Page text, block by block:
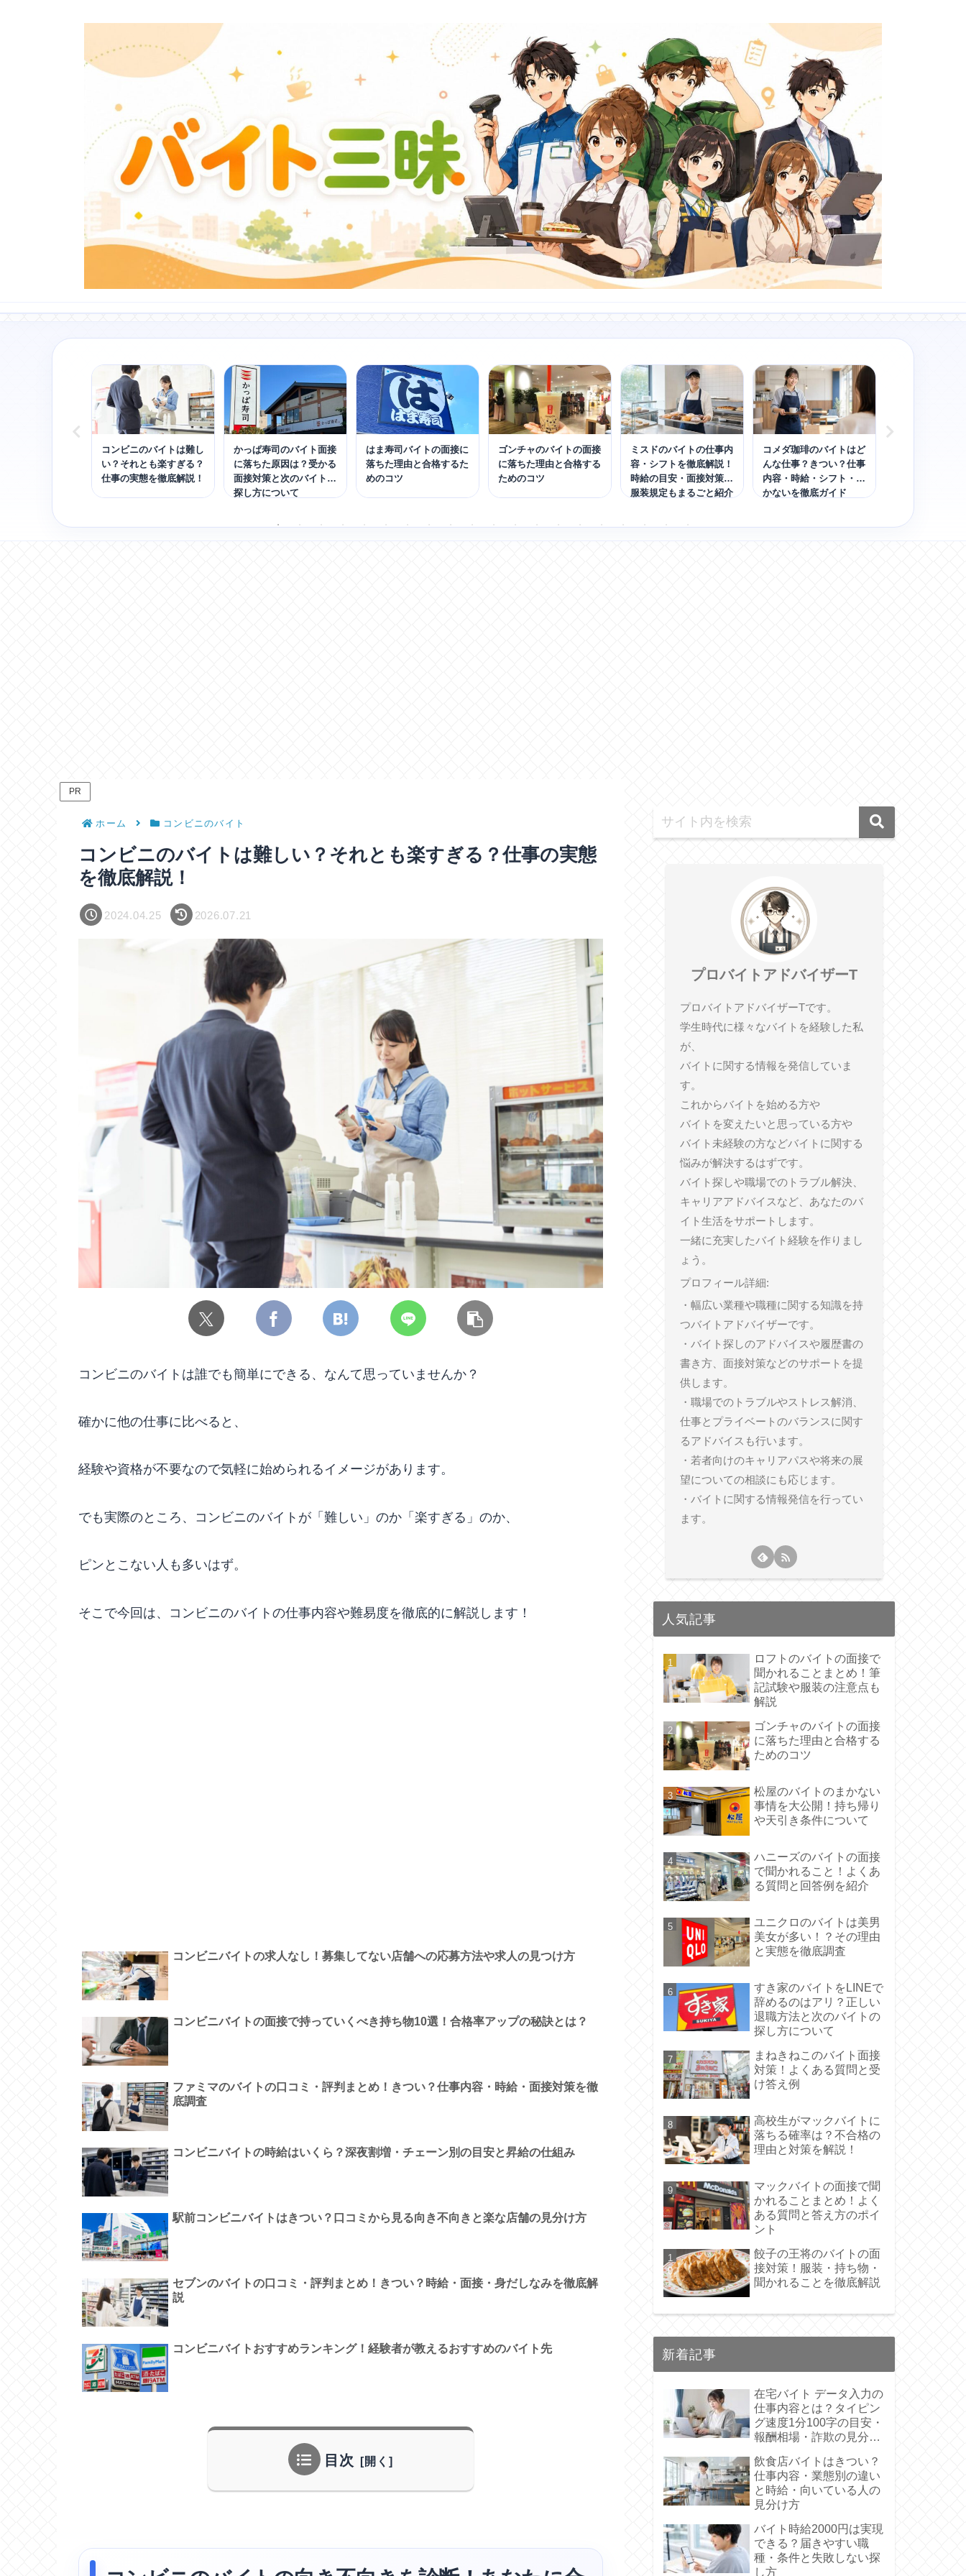
コンビニのバイトは難し
い？それとも楽すぎる？
仕事の実態を徹底解説！
かっぱ寿司のバイト面接
に落ちた原因は？受かる
面接対策と次のバイトの
探し方について
はま寿司バイトの面接に
落ちた理由と合格するた
めのコツ
ゴンチャのバイトの面接
に落ちた理由と合格する
ためのコツ
ミスドのバイトの仕事内
容・シフトを徹底解説！
時給の目安・面接対策・
服装規定もまるごと紹介
コメダ珈琲のバイトはど
んな仕事？きつい？仕事
内容・時給・シフト・ま
かないを徹底ガイド
PR
ホーム コンビニのバイト
コンビニのバイトは難しい？それとも楽すぎる？仕事の実態
を徹底解説！
2024.04.25 2026.07.21
コンビニのバイトは誰でも簡単にできる、なんて思っていませんか？
確かに他の仕事に比べると、
経験や資格が不要なので気軽に始められるイメージがあります。
でも実際のところ、コンビニのバイトが「難しい」のか「楽すぎる」のか、
ピンとこない人も多いはず。
そこで今回は、コンビニのバイトの仕事内容や難易度を徹底的に解説します！
コンビニバイトの求人なし！募集してない店舗への応募方法や求人の見つけ方
コンビニバイトの面接で持っていくべき持ち物10選！合格率アップの秘訣とは？
ファミマのバイトの口コミ・評判まとめ！きつい？仕事内容・時給・面接対策を徹
底調査
コンビニバイトの時給はいくら？深夜割増・チェーン別の目安と昇給の仕組み
駅前コンビニバイトはきつい？口コミから見る向き不向きと楽な店舗の見分け方
セブンのバイトの口コミ・評判まとめ！きつい？時給・面接・身だしなみを徹底解
説
コンビニバイトおすすめランキング！経験者が教えるおすすめのバイト先
目次
プロバイトアドバイザーT
プロバイトアドバイザーTです。
学生時代に様々なバイトを経験した私
が、
バイトに関する情報を発信していま
す。
これからバイトを始める方や
バイトを変えたいと思っている方や
バイト未経験の方などバイトに関する
悩みが解決するはずです。
バイト探しや職場でのトラブル解決、
キャリアアドバイスなど、あなたのバ
イト生活をサポートします。
一緒に充実したバイト経験を作りまし
ょう。
プロフィール詳細:
・幅広い業種や職種に関する知識を持
つバイトアドバイザーです。
・バイト探しのアドバイスや履歴書の
書き方、面接対策などのサポートを提
供します。
・職場でのトラブルやストレス解消、
仕事とプライベートのバランスに関す
るアドバイスも行います。
・若者向けのキャリアパスや将来の展
望についての相談にも応じます。
・バイトに関する情報発信を行ってい
ます。
人気記事
ロフトのバイトの面接で
聞かれることまとめ！筆
記試験や服装の注意点も
解説
ゴンチャのバイトの面接
に落ちた理由と合格する
ためのコツ
松屋のバイトのまかない
事情を大公開！持ち帰り
や天引き条件について
ハニーズのバイトの面接
で聞かれること！よくあ
る質問と回答例を紹介
ユニクロのバイトは美男
美女が多い！？その理由
と実態を徹底調査
すき家のバイトをLINEで
辞めるのはアリ？正しい
退職方法と次のバイトの
探し方について
まねきねこのバイト面接
対策！よくある質問と受
け答え例
高校生がマックバイトに
落ちる確率は？不合格の
理由と対策を解説！
マックバイトの面接で聞
かれることまとめ！よく
ある質問と答え方のポイ
ント
餃子の王将のバイトの面
接対策！服装・持ち物・
聞かれることを徹底解説
新着記事
在宅バイト データ入力の
仕事内容とは？タイピン
グ速度1分100字の目安・
報酬相場・詐欺の見分け
飲食店バイトはきつい？
仕事内容・業態別の違い
と時給・向いている人の
見分け方
バイト時給2000円は実現
できる？届きやすい職
種・条件と失敗しない探
し方